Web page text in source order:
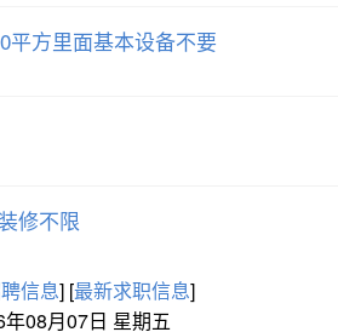
平方里面基本设备不要
修不限
信息] [最新求职信息]
08月07日 星期五